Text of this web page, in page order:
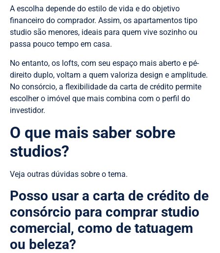
A escolha depende do estilo de vida e do objetivo
financeiro do comprador. Assim, os apartamentos tipo
studio são menores, ideais para quem vive sozinho ou
passa pouco tempo em casa.
No entanto, os lofts, com seu espaço mais aberto e pé-
direito duplo, voltam a quem valoriza design e amplitude.
No consórcio, a flexibilidade da carta de crédito permite
escolher o imóvel que mais combina com o perfil do
investidor.
O que mais saber sobre
studios?
Veja outras dúvidas sobre o tema.
Posso usar a carta de crédito de
consórcio para comprar studio
comercial, como de tatuagem
ou beleza?